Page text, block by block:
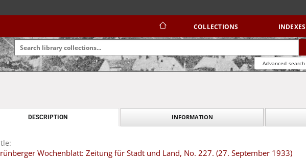
COLLECTIONS INDEXES
Advanced search
DESCRIPTION INFORMATION
Wochenblatt: Zeitung für Stadt und Land, No. 227. (27. September 1933)